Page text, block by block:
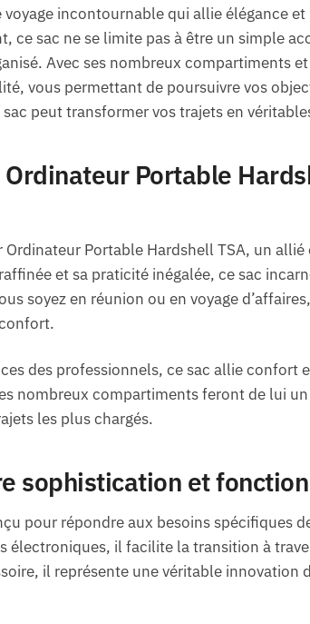
incontournable qui allie élégance
ce sac ne se limite pas à être un simple
Avec ses nombreux compartiments
vous permettant de poursuivre vos
peut transformer vos trajets en
Ordinateur Portable
Ordinateur Portable Hardshell TSA, un
et sa praticité inégalée, ce sac
soyez en réunion ou en voyage
des professionnels, ce sac allie confort
nombreux compartiments feront de lui
les plus chargés.
sophistication et
pour répondre aux besoins spécifiques
électroniques, il facilite la transition à
il représente une véritable innovation